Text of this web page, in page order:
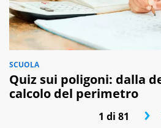
SCUOLA
Quiz sui poligoni: dalla
calcolo del perimetro
1 di 81 ›